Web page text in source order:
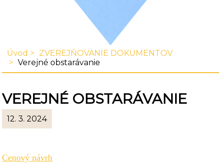
Úvod
ZVEREJŇOVANIE DOKUMENTOV
Verejné obstarávanie
VEREJNÉ OBSTARÁVANIE
12. 3. 2024
Cenový návrh